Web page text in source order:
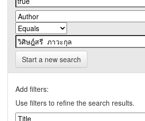
Start a new search
Add filters:
Use filters to refine the search results.